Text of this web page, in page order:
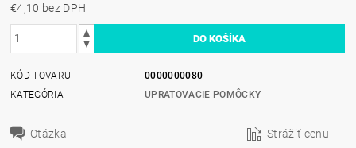
€4,10 bez DPH
KÓD TOVARU
0000000080
KATEGÓRIA
UPRATOVACIE POMÔCKY
Otázka Strážiť cenu